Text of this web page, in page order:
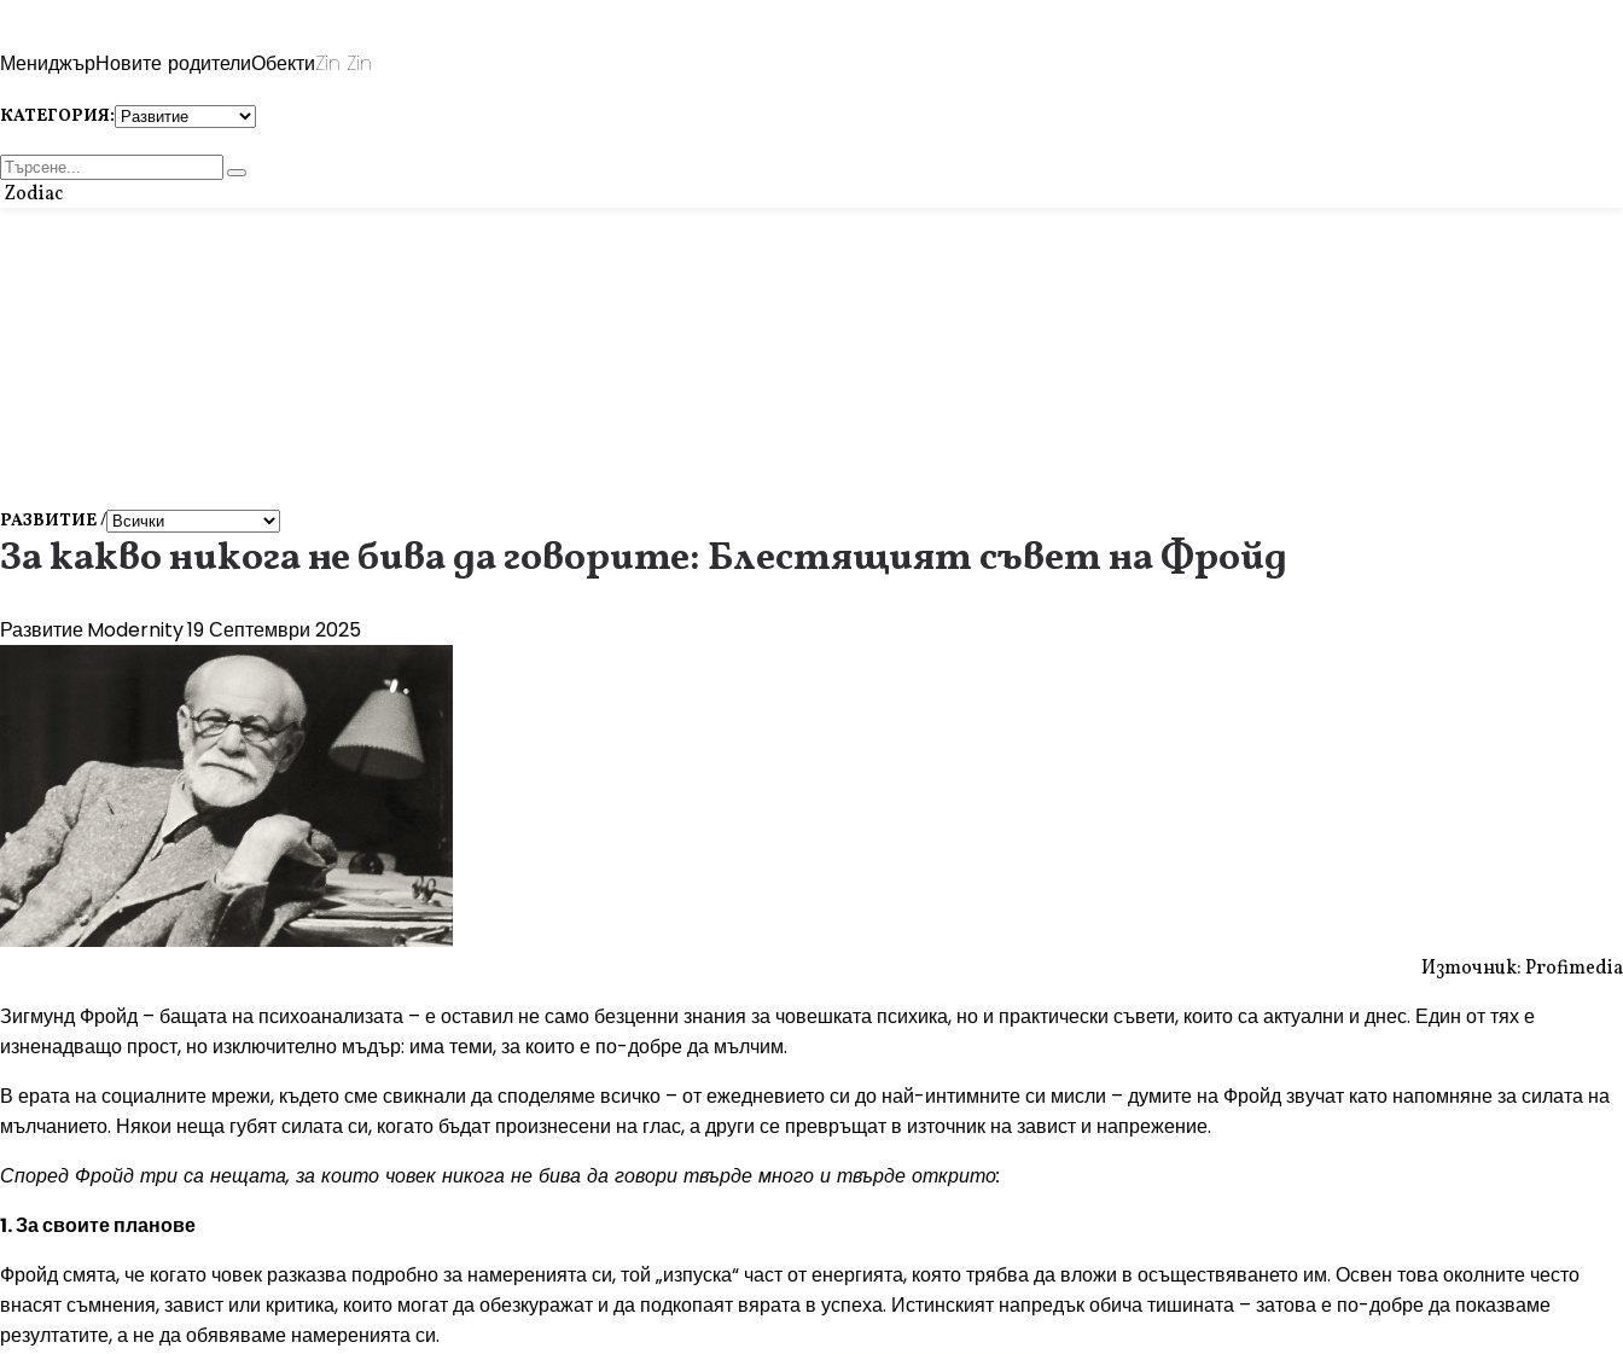
МениджърНовите родителиОбектиZin Zin
КАТЕГОРИЯ:
Zodiac
РАЗВИТИЕ /
За какво никога не бива да говорите: Блестящият съвет на Фройд
РазвитиеModernity19 Септември 2025
Източник: Profimedia
Зигмунд Фройд – бащата на психоанализата – е оставил не само безценни знания за човешката психика, но и практически съвети, които са актуални и днес. Един от тях е
изненадващо прост, но изключително мъдър: има теми, за които е по-добре да мълчим.
В ерата на социалните мрежи, където сме свикнали да споделяме всичко – от ежедневието си до най-интимните си мисли – думите на Фройд звучат като напомняне за силата на
мълчанието. Някои неща губят силата си, когато бъдат произнесени на глас, а други се превръщат в източник на завист и напрежение.
Според Фройд три са нещата, за които човек никога не бива да говори твърде много и твърде открито:
1. За своите планове
Фройд смята, че когато човек разказва подробно за намеренията си, той „изпуска“ част от енергията, която трябва да вложи в осъществяването им. Освен това околните често
внасят съмнения, завист или критика, които могат да обезкуражат и да подкопаят вярата в успеха. Истинският напредък обича тишината – затова е по-добре да показваме
резултатите, а не да обявяваме намеренията си.